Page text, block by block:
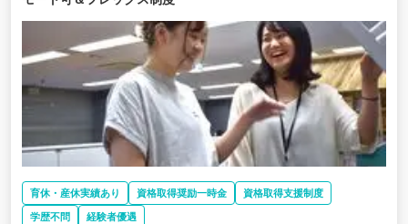
育休・産休実績あり 資格取得奨励一時金
資格取得支援制度
学歴不問
経験者優遇